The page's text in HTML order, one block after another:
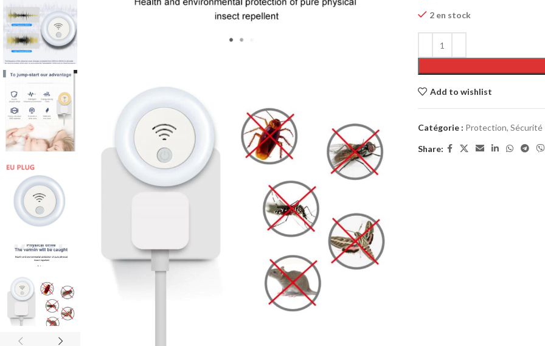
2 en stock
Add to wishlist
Catégorie : Protection, Sécurité
Share: